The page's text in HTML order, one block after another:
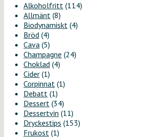
Alkoholfritt (114)
Allmänt (8)
Biodynamiskt (4)
Bröd (4)
Cava (5)
Champagne (24)
Choklad (4)
Cider (1)
Corpinnat (1)
Debatt (1)
Dessert (34)
Dessertvin (11)
Dryckestips (153)
Frukost (1)